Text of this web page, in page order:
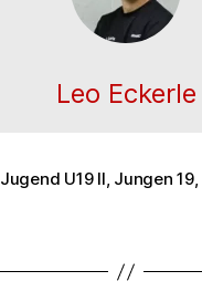
Leo Eckerle
Jugend U19 II, Jungen 19,